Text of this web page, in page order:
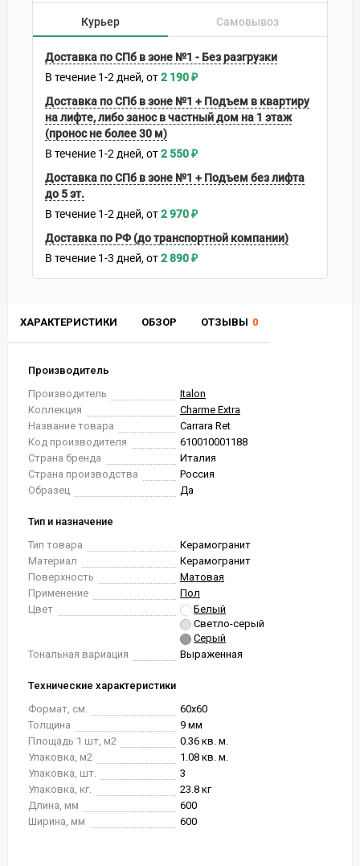
ХАРАКТЕРИСТИКИ ОБЗОР ОТЗЫВЫ 0
Производитель
Производитель
Italon
Коллекция
Charme Extra
Название товара
Carrara Ret
Код производителя
610010001188
Страна бренда
Италия
Страна производства
Россия
Образец
Да
Тип и назначение
Тип товара
Керамогранит
Материал
Керамогранит
Поверхность
Матовая
Применение
Пол
Цвет
Белый
Светло-серый
Серый
Тональная вариация
Выраженная
Технические характеристики
Формат, см.
60x60
Толщина
9 мм
Площадь 1 шт, м2
0.36 кв. м.
Упаковка, м2
1.08 кв. м.
Упаковка, шт.
3
Упаковка, кг.
23.8 кг
Длина, мм
600
Ширина, мм
600
Курьер Самовывоз
Доставка по СПб в зоне №1 - Без разгрузки
В течение 1-2 дней 2 190₽
Доставка по СПб в зоне №1 + Подъем в квартиру
на лифте, либо занос в частный дом на 1 этаж
(пронос не более 30 м)
В течение 1-2 дней 2 550₽
Доставка по СПб в зоне №1 + Подъем без лифта
до 5 эт.
В течение 1-2 дней 2 970₽
Доставка по РФ (до транспортной компании)
В течение 1-3 дней 2 890₽